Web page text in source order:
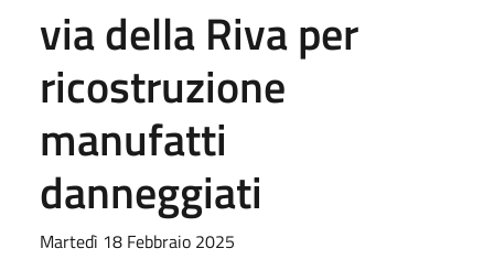
via della Riva per
ricostruzione
manufatti
danneggiati
Martedì 18 Febbraio 2025